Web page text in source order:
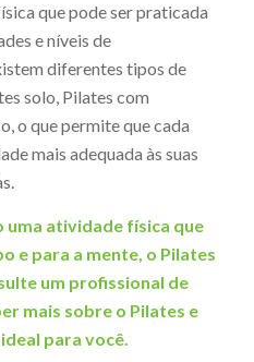
que pode ser praticada
e níveis de
diferentes tipos de
solo, Pilates com
o que permite que cada
mais adequada às suas
uma atividade física que
e para a mente, o Pilates
um profissional de
mais sobre o Pilates e
para você.